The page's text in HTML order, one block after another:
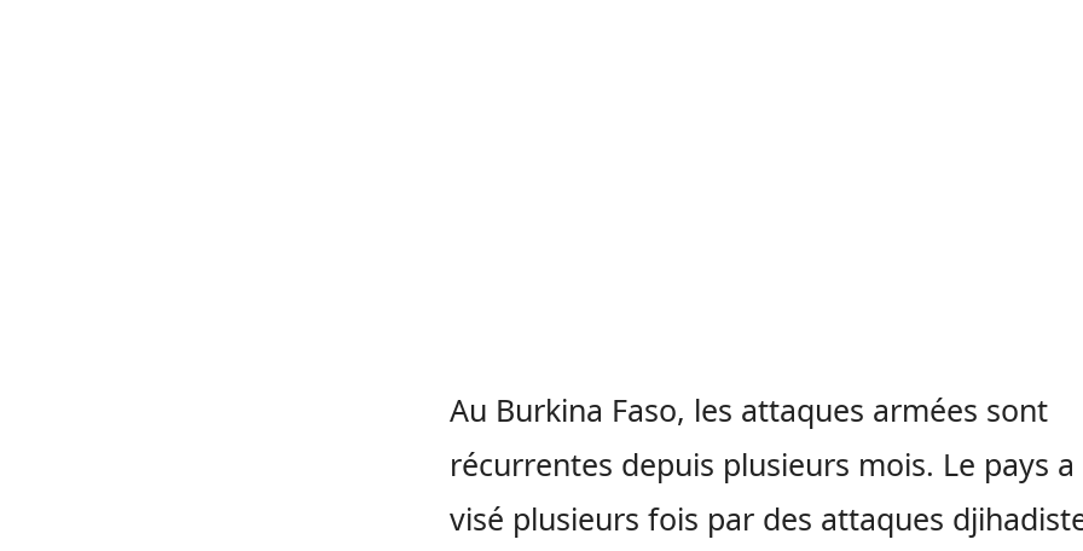
Au Burkina Faso, les attaques armées sont
récurrentes depuis plusieurs mois. Le pays a
visé plusieurs fois par des attaques